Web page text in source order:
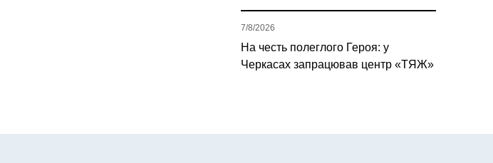
На честь полеглого Героя: у
Черкасах запрацював центр «ТЯЖ»
7/8/2026